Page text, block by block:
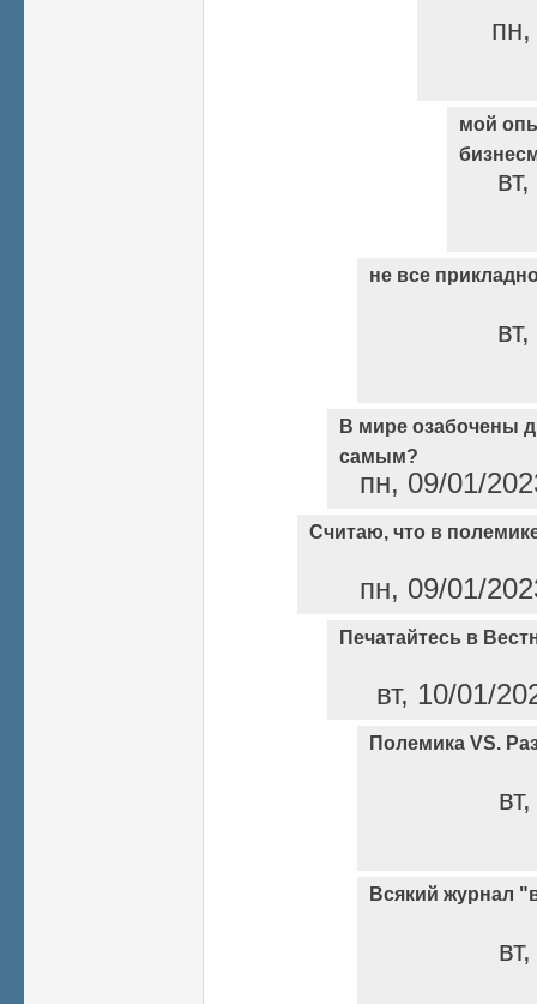
мой
не все
В мире озабочены
самым?
пн, 09/01/
Считаю, что в
пн, 09/01/
Печатайтесь в
вт, 10/01/
Полемика VS.
Всякий журнал